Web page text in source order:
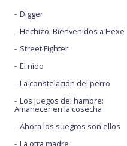
Digger
Hechizo: Bienvenidos a Hexe
Street Fighter
El nido
La constelación del perro
Los juegos del hambre:
Amanecer en la cosecha
Ahora los suegros son ellos
La otra madre